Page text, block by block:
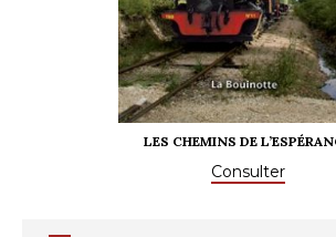
DE L’ESPÉRANCE